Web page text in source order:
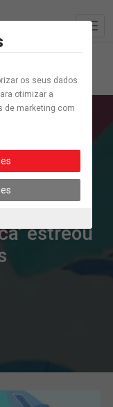
estreou
os seus dados
otimizar a
de marketing com